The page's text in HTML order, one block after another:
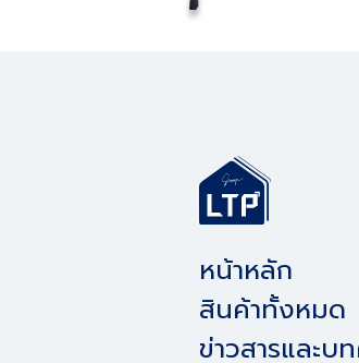
หน้าหลัก
สินค้าทั้งหมด
ข่าวสารและบ